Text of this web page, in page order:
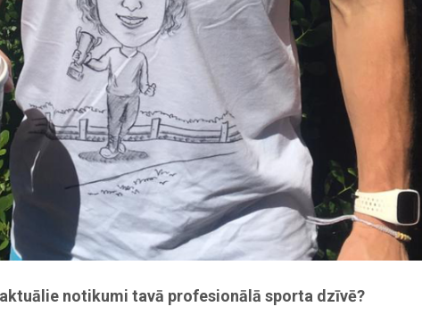
notikumi tavā profesionālā sporta dzīvē?